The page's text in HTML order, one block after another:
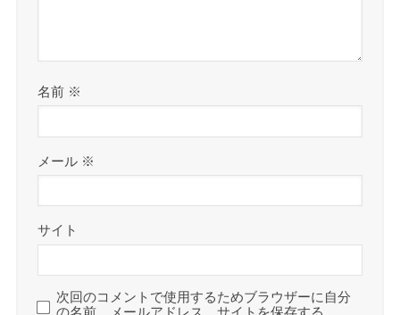
名前 ※
メール ※
サイト
次回のコメントで使用するためブラウザーに自分